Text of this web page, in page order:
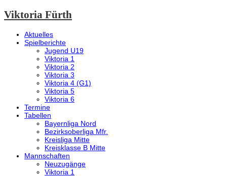
Viktoria Fürth
Aktuelles
Spielberichte
Jugend U19
Viktoria 1
Viktoria 2
Viktoria 3
Viktoria 4 (G1)
Viktoria 5
Viktoria 6
Termine
Tabellen
Bayernliga Nord
Bezirksoberliga Mfr.
Kreisliga Mitte
Kreisklasse B Mitte
Mannschaften
Neuzugänge
Viktoria 1